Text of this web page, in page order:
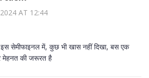
AT 12:44
सेमीफाइनल में, कुछ भी खास नहीं दिखा, बस एक
मेहनत की जरूरत है